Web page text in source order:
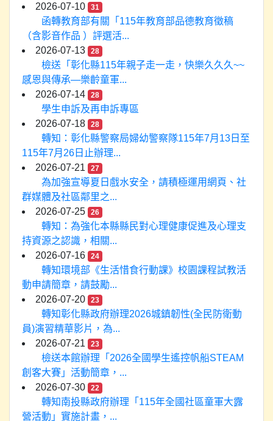
2026-07-10 31
函轉教育部有關「115年教育部品德教育徵稿
（含影音作品 ）評選活...
2026-07-13
28
檢送「彰化縣115年親子走一走，快樂久久久~~
感恩與傳承—樂齡童軍...
2026-07-14
28
學生申訴及再申訴專區
2026-07-18
28
轉知：彰化縣警察局婦幼警察隊115年7月13日至
115年7月26日止辦理...
2026-07-21
27
為加強宣導夏日戲水安全，請積極運用網頁、社
群媒體及社區鄰里之...
2026-07-25
26
轉知：為強化本縣縣民對心理健康促進及心理支
持資源之認識，相關...
2026-07-16
24
轉知環境部《生活惜食行動課》校園課程試教活
動申請簡章，請鼓勵...
2026-07-20
23
轉知彰化縣政府辦理2026城鎮韌性(全民防衛動
員)演習精華影片，為...
2026-07-21
23
檢送本館辦理「2026全國學生遙控帆船STEAM
創客大賽」活動簡章，...
2026-07-30
22
轉知南投縣政府辦理「115年全國社區童軍大露
營活動」實施計畫，...